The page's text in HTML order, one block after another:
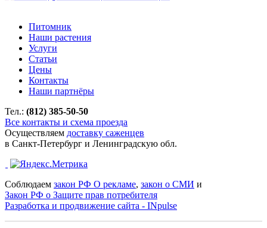
Питомник
Наши растения
Услуги
Статьи
Цены
Контакты
Наши партнёры
Тел.: (812) 385-50-50
Все контакты и схема проезда
Осуществляем доставку саженцев
в Санкт-Петербург и Ленинградскую обл.
Соблюдаем закон РФ О рекламе, закон о СМИ и
Закон РФ о Защите прав потребителя
Разработка и продвижение сайта - INpulse